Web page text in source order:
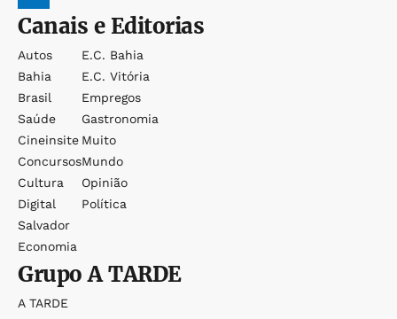
Canais e Editorias
Autos
Bahia
Brasil
Saúde
Cineinsite
Concursos
Cultura
Digital
Salvador
Economia
E.c. Bahia
E.c. Vitória
Empregos
Gastronomia
Muito
Mundo
Opinião
Política
GrupoA TARDE
A TARDE